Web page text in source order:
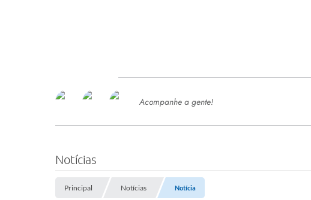
SERVIÇOS
SEMED
Processo de Contratação -
Acompanhe a gente!
Notícias
Principal Notícias Notícia